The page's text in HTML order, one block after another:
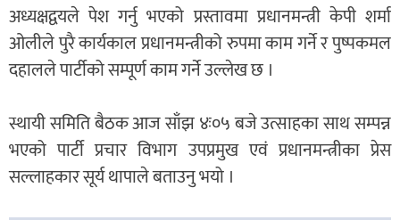
अध्यक्षद्वयले पेश गर्नु भएको प्रस्तावमा प्रधानमन्त्री केपी शर्मा
ओलीले पुरै कार्यकाल प्रधानमन्त्रीको रुपमा काम गर्ने र पुष्पकमल
दहालले पार्टीको सम्पूर्ण काम गर्ने उल्लेख छ ।
स्थायी समिति बैठक आज साँझ ४ः०५ बजे उत्साहका साथ सम्पन्न
भएको पार्टी प्रचार विभाग उपप्रमुख एवं प्रधानमन्त्रीका प्रेस
सल्लाहकार सूर्य थापाले बताउनु भयो ।